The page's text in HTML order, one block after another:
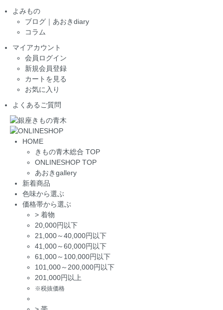
よみもの
ブログ｜あおきdiary
コラム
マイアカウント
会員ログイン
新規会員登録
カートを見る
お気に入り
よくあるご質問
HOME
きもの青木総合 TOP
ONLINESHOP TOP
あおきgallery
新着商品
色味から選ぶ
価格帯から選ぶ
> 着物
20,000円以下
21,000～40,000円以下
41,000～60,000円以下
61,000～100,000円以下
101,000～200,000円以下
201,000円以上
※税抜価格